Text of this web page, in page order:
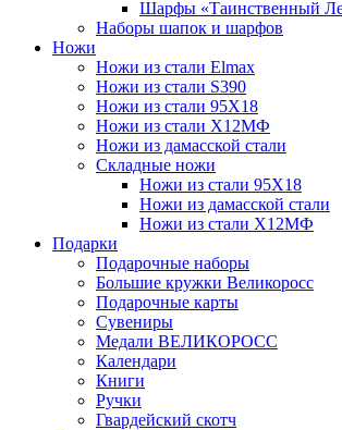
Шарфы «Таинственный
Наборы шапок и шарфов
Ножи
Ножи из стали Elmax
Ножи из стали S390
Ножи из стали 95X18
Ножи из стали Х12МФ
Ножи из дамасской стали
Складные ножи
Ножи из стали 95X18
Ножи из дамасской стали
Ножи из стали Х12МФ
Подарки
Подарочные наборы
Большие кружки Великоросс
Подарочные карты
Сувениры
Медали ВЕЛИКОРОСС
Календари
Книги
Ручки
Гвардейский скотч